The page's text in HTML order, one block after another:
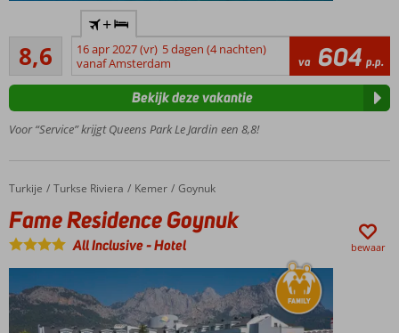
strand
en in
het
Ideaal
familiehotel
Vriendelijk
met
glijbanen
8,6Aanrader
156
beoordelingen
+
16 apr 2027 (vr) 5 dagen (4 nachten)
vanaf Amsterdam
va 604 p.p.
Voor “Service” krijgt Queens Park Le Jardin een 8,8!
Bekijk deze vakantie
Home
Turkije Turkse Riviera Kemer Goynuk
Fame Residence Goynuk
Fame Residence Goynuk
All Inclusive-Hotel bewaar